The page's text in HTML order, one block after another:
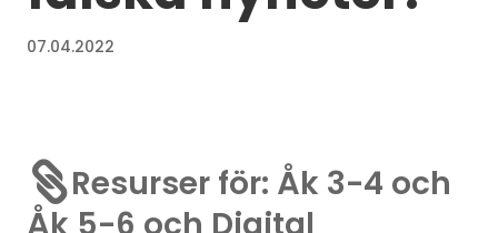
07.04.2022
Resurser för: Åk 3-4 och